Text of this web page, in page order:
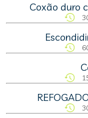
Coxão duro